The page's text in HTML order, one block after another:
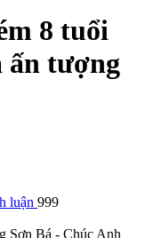
8 tuổi
ấn tượng
luận 999
Sơn Bá - Chúc Anh